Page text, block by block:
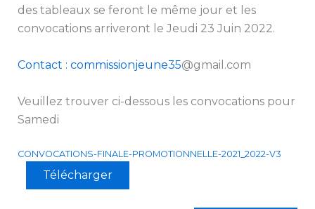
des tableaux se feront le même jour et les
convocations arriveront le Jeudi 23 Juin 2022.
Contact : commissionjeune35@gmail.com
Veuillez trouver ci-dessous les convocations pour
Samedi
CONVOCATIONS-FINALE-PROMOTIONNELLE-2021_2022-V3
Télécharger